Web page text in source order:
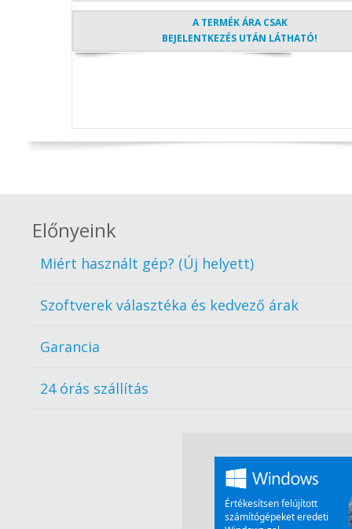
NVMe) SSD- Optika nélkül
A TERMÉK ÁRA CSAK
BEJELENTKEZÉS UTÁN LÁTHATÓ!
Előnyeink
Miért használt gép? (Új helyett)
Szoftverek választéka és kedvező árak
Garancia
24 órás szállítás